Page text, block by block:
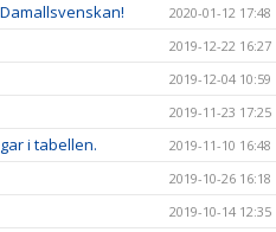
2020-01-12 17:48
2019-12-22 16:27
2019-12-04 10:59
2019-11-23 17:25
i tabellen. 2019-11-10 16:48
2019-10-26 16:18
2019-10-14 12:35